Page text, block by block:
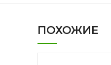
ПОХОЖИЕ